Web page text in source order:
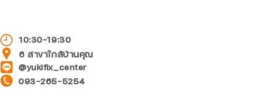
10:30-19:30
6 สาขาใกล้บ้านคุณ
@yukifix_center
093-265-5254